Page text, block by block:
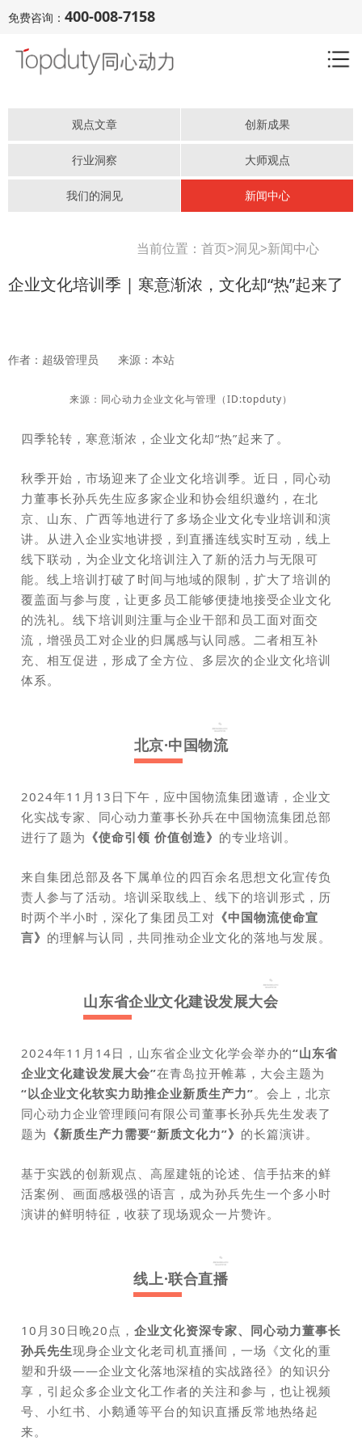
免费咨询： 400-008-7158
观点文章 创新成果
行业洞察 大师观点
我们的洞见 新闻中心
当前位置：首页>洞见>新闻中心
企业文化培训季 | 寒意渐浓，文化却“热”起来了
作者：超级管理员 来源：本站
来源： 同心动力企业文化与管理（ID:topduty）
四季轮转，寒意渐浓，企业文化却“热”起来了。
秋季开始，市场迎来了企业文化培训季。近日， 同心动
力董事长孙兵先生应多家企业和协会组织邀约，在北
京、山东、广西等地进行了多场企业文化专业培训和演
讲。 从进入企业实地讲授，到直播连线实时互动，线上
线下联动，为企业文化培训注入了新的活力与无限可
能。 线上培训打破了时间与地域的限制，扩大了培训的
覆盖面与参与度，让更多员工能够便捷地接受企业文化
的洗礼。 线下培训则注重与企业干部和员工面对面交
流，增强员工对企业的归属感与认同感。 二者相互补
充、相互促进，形成了全方位、多层次的企业文化培训
体系。
北京·中国物流
2024年11月13日下午，应中国物流集团邀请，企业文
化实战专家、同心动力董事长孙兵在中国物流集团总部
进行了题为 《使命引领 价值创造》 的专业培训。
来自集团总部及各下属单位的四百余名思想文化宣传负
责人参与了活动。 培训采取线上、线下的培训形式，历
时两个半小时，深化了集团员工对 《中国物流使命宣
言》 的理解与认同，共同推动企业文化的落地与发展。
山东省企业文化建设发展大会
2024年11月14日，山东省企业文化学会举办的“山东省
企业文化建设发展大会”在青岛拉开帷幕，大会主题为
“以企业文化软实力助推企业新质生产力”。会上，北京
同心动力企业管理顾问有限公司董事长孙兵先生发表了
题为 《新质生产力需要“新质文化力”》 的长篇演讲。
基于实践的创新观点、高屋建瓴的论述、信手拈来的鲜
活案例、画面感极强的语言，成为孙兵先生一个多小时
演讲的鲜明特征，收获了现场观众一片赞许。
线上·联合直播
10月30日晚20点， 企业文化资深专家、同心动力董事长
孙兵先生现身企业文化老司机直播间，一场《文化的重
塑和升级——企业文化落地深植的实战路径》的知识分
享，引起众多企业文化工作者的关注和参与，也让视频
号、小红书、小鹅通等平台的知识直播反常地热络起
来。